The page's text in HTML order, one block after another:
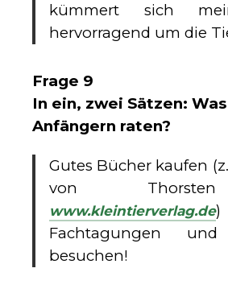
kümmert sich
hervorragend um die
Frage 9
In ein, zwei Sätzen:
Anfängern raten?
Gutes Bücher kaufen
von
www.kleintierverlag.de)
Fachtagungen und
besuchen!